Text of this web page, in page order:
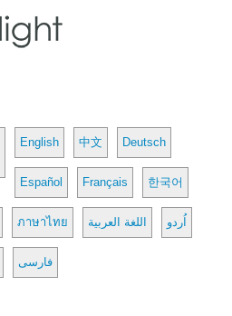
English 中文 Deutsch
Español Français 한국어
ภาษาไทย اللغة العربية اُردو
فارسی